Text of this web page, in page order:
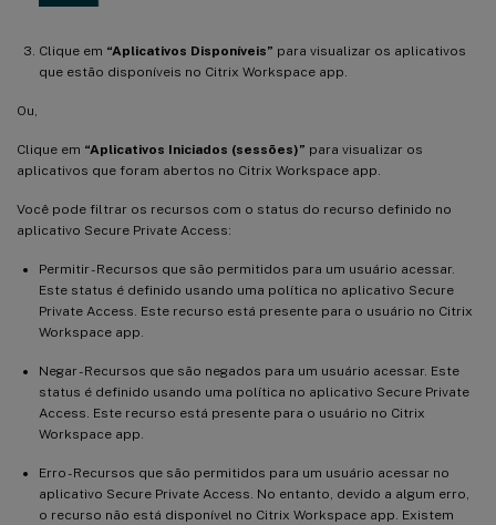
Clique em “Aplicativos Disponíveis” para visualizar os aplicativos
que estão disponíveis no Citrix Workspace app.
Ou,
Clique em “Aplicativos Iniciados (sessões)” para visualizar os
aplicativos que foram abertos no Citrix Workspace app.
Você pode filtrar os recursos com o status do recurso definido no
aplicativo Secure Private Access:
Permitir - Recursos que são permitidos para um usuário acessar.
Este status é definido usando uma política no aplicativo Secure
Private Access. Este recurso está presente para o usuário no Citrix
Workspace app.
Negar - Recursos que são negados para um usuário acessar. Este
status é definido usando uma política no aplicativo Secure Private
Access. Este recurso está presente para o usuário no Citrix
Workspace app.
Erro - Recursos que são permitidos para um usuário acessar no
aplicativo Secure Private Access. No entanto, devido a algum erro,
o recurso não está disponível no Citrix Workspace app. Existem